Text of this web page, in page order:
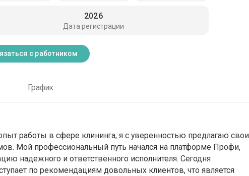
Дата регистрации
2026
с работником
График
работы в сфере клининга, я с уверенностью предлагаю свои
Мой профессиональный путь начался на платформе Профи,
надежного и ответственного исполнителя. Сегодня
по рекомендациям довольных клиентов, что является